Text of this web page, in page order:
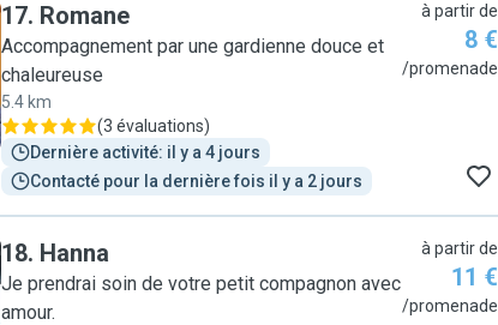
17. Romane
Accompagnement par une gardienne douce et
chaleureuse
5.4 km
(3 évaluations)
Dernière activité: il y a 4 jours
Contacté pour la dernière fois il y a 2 jours
à partir de
8 €
/promenade
18. Hanna
Je prendrai soin de votre petit compagnon avec
amour.
à partir de
11 €
/promenade